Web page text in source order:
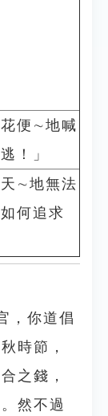
便∼地喊
！」
∼地無法
何追求
，你道倡
時節，
之錢，
然不過